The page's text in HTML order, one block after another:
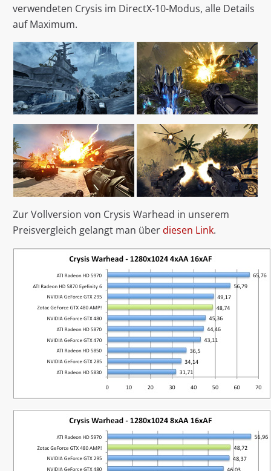
verwendeten Crysis im DirectX-10-Modus, alle Details
auf Maximum.
Zur Vollversion von Crysis Warhead in unserem
Preisvergleich gelangt man überdiesen Link.